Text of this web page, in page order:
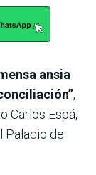
ansia
,
Carlos Espá,
Palacio de